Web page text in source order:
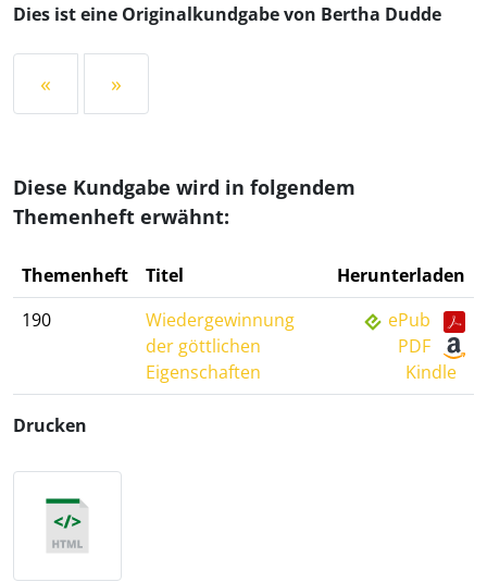
Dies ist eine Originalkundgabe von Bertha Dudde
« »
Diese Kundgabe wird in folgendem
Themenheft erwähnt:
Themenheft Titel
Herunterladen
190
Wiedergewinnung
der göttlichen
Eigenschaften
ePub
PDF
Kindle
Drucken